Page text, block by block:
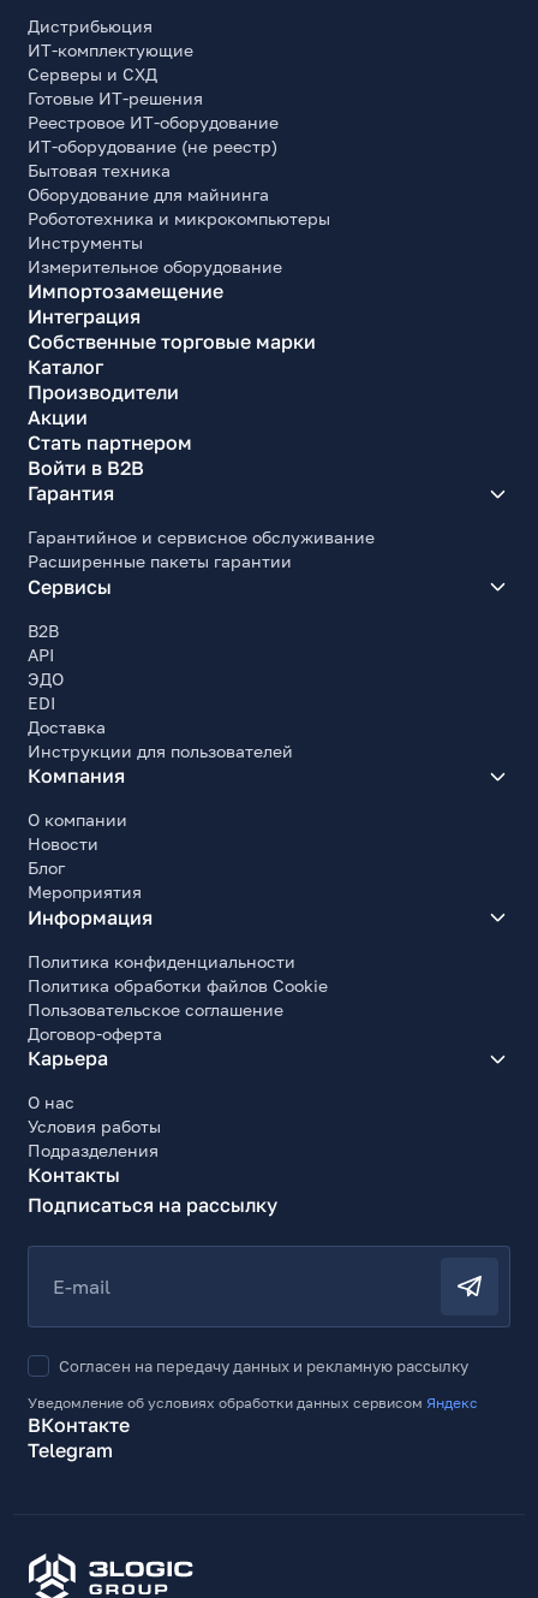
Дистрибьюция
ИТ-комплектующие
Серверы и СХД
Готовые ИТ-решения
Реестровое ИТ-оборудование
ИТ-оборудование (не реестр)
Бытовая техника
Оборудование для майнинга
Робототехника и микрокомпьютеры
Инструменты
Измерительное оборудование
Импортозамещение
Интеграция
Собственные торговые марки
Каталог
Производители
Акции
Стать партнером
Войти в B2B
Гарантия
Гарантийное и сервисное обслуживание
Расширенные пакеты гарантии
Сервисы
B2B
API
ЭДО
EDI
Доставка
Инструкции для пользователей
Компания
О компании
Новости
Блог
Мероприятия
Информация
Политика конфиденциальности
Политика обработки файлов Cookie
Пользовательское соглашение
Договор-оферта
Карьера
О нас
Условия работы
Подразделения
Контакты
Подписаться на рассылку
E-mail
Согласен на передачу данных и рекламную рассылку
Уведомление об условиях обработки данных сервисомЯндекс
ВКонтакте
Telegram